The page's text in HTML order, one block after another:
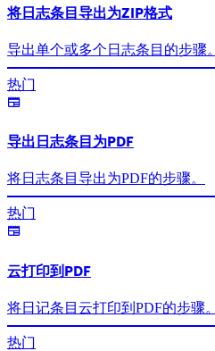
将日志条目导出为ZIP格式
导出单个或多个日志条目的步骤。
热门
导出日志条目为PDF
将日志条目导出为PDF的步骤。
热门
云打印到PDF
将日记条目云打印到PDF的步骤。
热门